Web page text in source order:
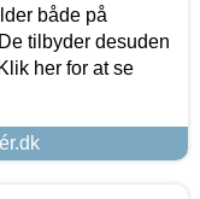
både på
tilbyder desuden
her for at se